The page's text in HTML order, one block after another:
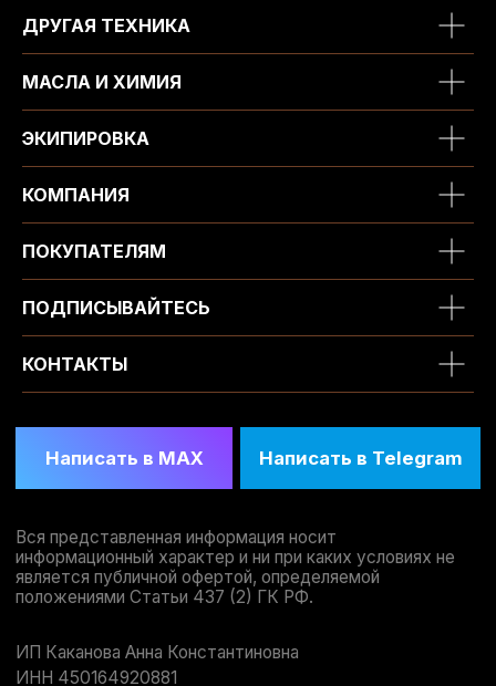
ДРУГАЯ ТЕХНИКА
МАСЛА И ХИМИЯ
ЭКИПИРОВКА
КОМПАНИЯ
ПОКУПАТЕЛЯМ
ПОДПИСЫВАЙТЕСЬ
КОНТАКТЫ